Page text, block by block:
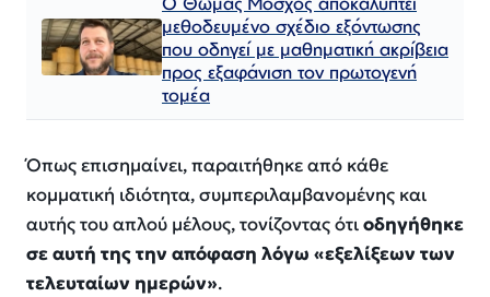
μεθοδευμένο σχέδιο εξόντωσης
που οδηγεί με μαθηματική ακρίβεια
προς εξαφάνιση τον πρωτογενή
τομέα
Όπως επισημαίνει, παραιτήθηκε από κάθε
κομματική ιδιότητα, συμπεριλαμβανομένης και
αυτής του απλού μέλους, τονίζοντας ότιοδηγήθηκε
σε αυτή της την απόφαση λόγω «εξελίξεων των
τελευταίων ημερών».